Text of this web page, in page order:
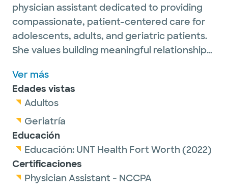
physician assistant dedicated to providing
compassionate, patient-centered care for
adolescents, adults, and geriatric patients.
She values building meaningful relationships
to achieve their long-term health and
wellness goals.
Samantha has professional interests in
preventive medicine, chronic disease
management, lifestyle medicine, and
patient education. She is passionate about
helping patients prevent illness and manage
Ver más
Edades vistas
Adultos
Geriatría
Educación
Educación: UNT Health Fort Worth (2022)
Certificaciones
Physician Assistant - NCCPA